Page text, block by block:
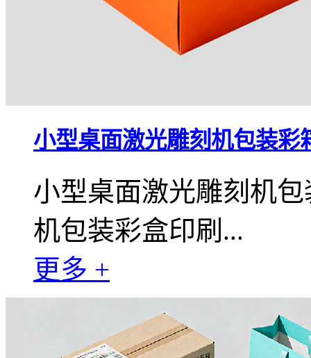
小型桌面激光雕刻机包装彩
小型桌面激光雕刻机
机包装彩盒印刷...
更多 +